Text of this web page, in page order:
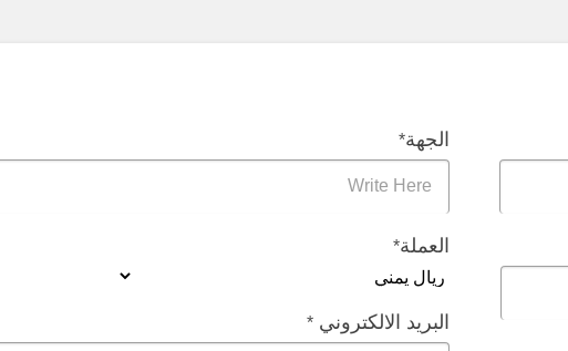
الجهة*
Write Here
العملة*
البريد الالكتروني *